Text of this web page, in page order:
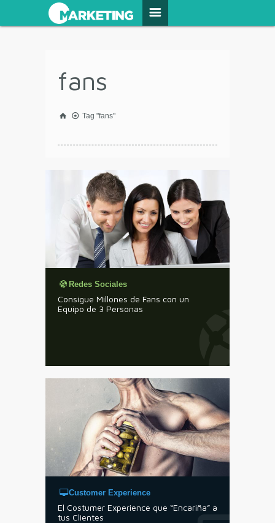
fans
Tag "fans"
Redes Sociales
Consigue Millones de Fans con un
Equipo de 3 Personas
Customer Experience
El Costumer Experience que “Encariña” a
tus Clientes